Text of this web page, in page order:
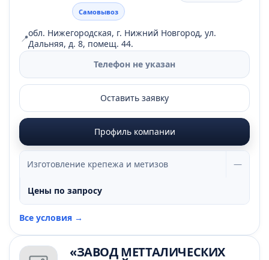
Самовывоз
📍обл. Нижегородская, г. Нижний Новгород, ул.
Дальняя, д. 8, помещ. 44.
Телефон не указан
Оставить заявку
Профиль компании
Изготовление крепежа и метизов —
Цены по запросу
Все условия →
«ЗАВОД МЕТТАЛИЧЕСКИХ